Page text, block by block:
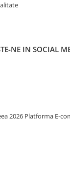
NE IN SOCIAL
2026 Platforma E-